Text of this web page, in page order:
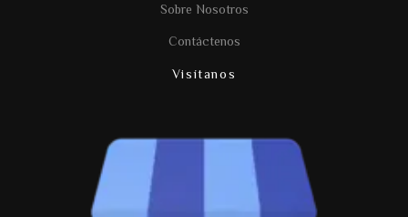
Sobre Nosotros
Contáctenos
Visítanos